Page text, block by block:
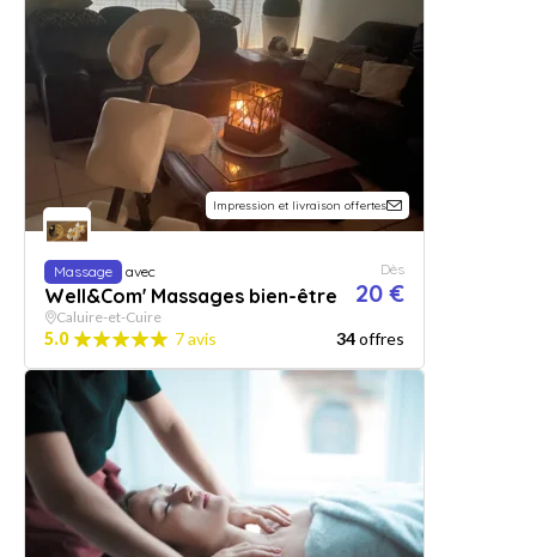
Impression et livraison offertes
Massage avec
Well&Com' Massages bien-être
Dès
20 €
Caluire-et-Cuire
5.0 7 avis 34offres